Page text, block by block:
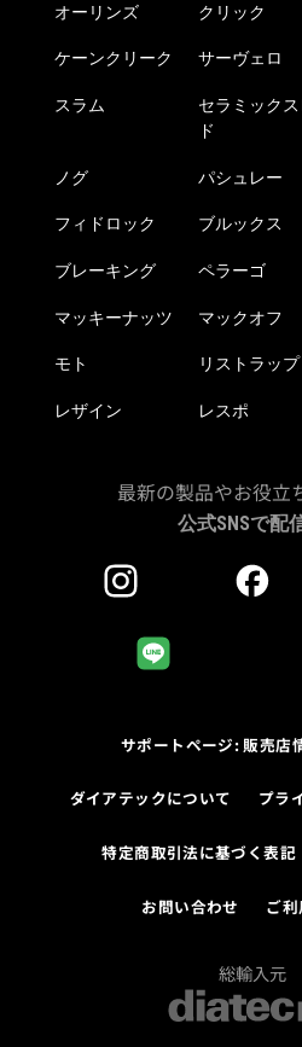
オーリンズ クリック
ケーンクリーク サーヴェロ
スラム
セラミック
ド
ノグ パシュレー
フィドロック ブルックス
ブレーキング ペラーゴ
マッキーナッツ マックオフ
モト リストラップ
レザイン レスポ
最新の製品やお役立
公式SNSで配
サポートページ: 販売店
ダイアテックについて プラ
特定商取引法に基づく表記
お問い合わせ ご
総輸入元